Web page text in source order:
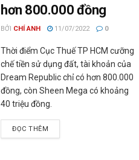
hơn 800.000 đồng
BỞI CHÍ ANH 11/07/2022 0
Thời điểm Cục Thuế TP HCM cưỡng
chế tiền sử dụng đất, tài khoản của
Dream Republic chỉ có hơn 800.000
đồng, còn Sheen Mega có khoảng
40 triệu đồng.
ĐỌC THÊM